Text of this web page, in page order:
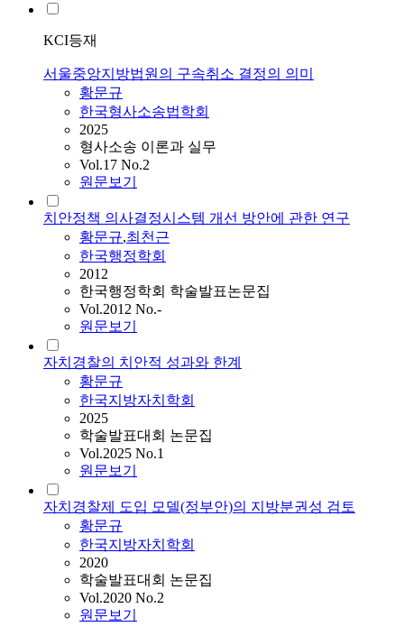
KCI등재
서울중앙지방법원의 구속취소 결정의 의미
황문규
한국형사소송법학회
2025
형사소송 이론과 실무
Vol.17 No.2
원문보기
치안정책 의사결정시스템 개선 방안에 관한 연구
황문규,최천근
한국행정학회
2012
한국행정학회 학술발표논문집
Vol.2012 No.-
원문보기
자치경찰의 치안적 성과와 한계
황문규
한국지방자치학회
2025
학술발표대회 논문집
Vol.2025 No.1
원문보기
자치경찰제 도입 모델(정부안)의 지방분권성 검토
황문규
한국지방자치학회
2020
학술발표대회 논문집
Vol.2020 No.2
원문보기